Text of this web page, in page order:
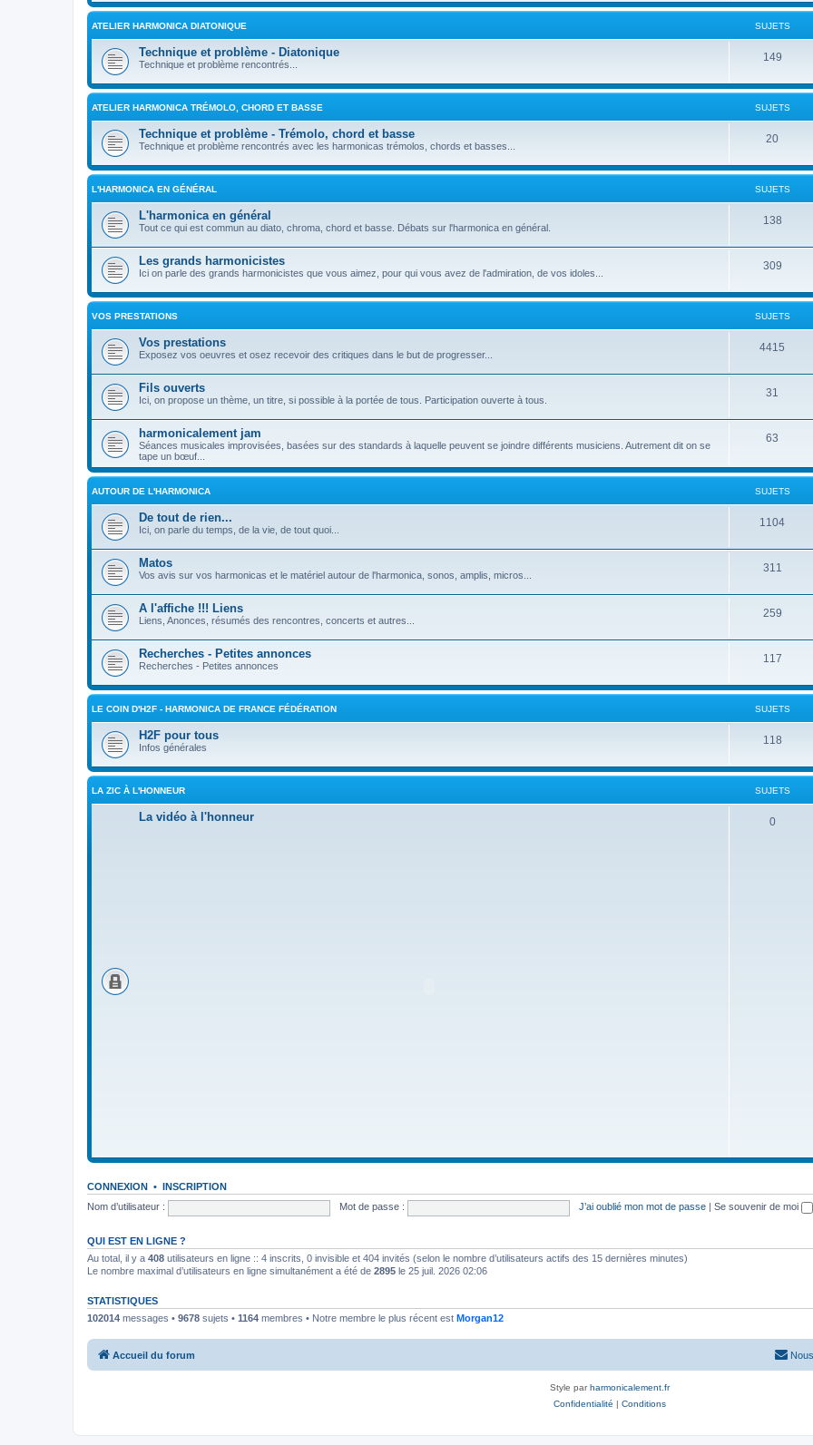
ATELIER HARMONICA DIATONIQUE SUJETS
Technique et problème - Diatonique
Technique et problème rencontrés...
149
ATELIER HARMONICA TRÉMOLO, CHORD ET BASSE SUJETS
Technique et problème - Trémolo, chord et basse
Technique et problème rencontrés avec les harmonicas trémolos, chords et basses...
20
L'HARMONICA EN GÉNÉRAL SUJETS
L'harmonica en général
Tout ce qui est commun au diato, chroma, chord et basse. Débats sur l'harmonica en général.
138
Les grands harmonicistes
Ici on parle des grands harmonicistes que vous aimez, pour qui vous avez de l'admiration, de vos idoles...
309
VOS PRESTATIONS SUJETS
Vos prestations
Exposez vos oeuvres et osez recevoir des critiques dans le but de progresser...
4415
Fils ouverts
Ici, on propose un thème, un titre, si possible à la portée de tous. Participation ouverte à tous.
31
harmonicalement jam
Séances musicales improvisées, basées sur des standards à laquelle peuvent se joindre différents musiciens. Autrement dit on se
tape un bœuf...
63
AUTOUR DE L'HARMONICA SUJETS
De tout de rien...
Ici, on parle du temps, de la vie, de tout quoi...
1104
Matos
Vos avis sur vos harmonicas et le matériel autour de l'harmonica, sonos, amplis, micros...
311
A l'affiche !!! Liens
Liens, Anonces, résumés des rencontres, concerts et autres...
259
Recherches - Petites annonces
Recherches - Petites annonces
117
LE COIN D'H2F - HARMONICA DE FRANCE FÉDÉRATION SUJETS
H2F pour tous
Infos générales
118
LA ZIC À L'HONNEUR SUJETS
La vidéo à l'honneur 0
CONNEXION • INSCRIPTION
Nom d’utilisateur :
Mot de passe : J’ai oublié mon mot de passe Se souvenir de moi
QUI EST EN LIGNE ?
Au total, il y a 408 utilisateurs en ligne :: 4 inscrits, 0 invisible et 404 invités (selon le nombre d’utilisateurs actifs des 15 dernières minutes)
Le nombre maximal d’utilisateurs en ligne simultanément a été de 2895 le 25 juil. 2026 02:06
STATISTIQUES
102014 messages • 9678 sujets • 1164 membres • Notre membre le plus récent est Morgan12
Accueil du forum
Style parharmonicalement.fr
Confidentialité | Conditions